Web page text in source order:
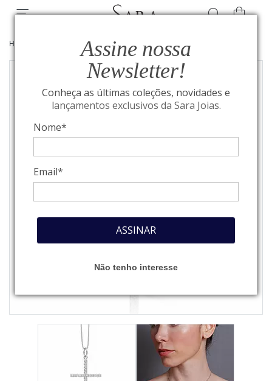
Assine nossa
Newsletter!
Conheça as últimas coleções, novidades e
lançamentos exclusivos da Sara Joias.
Nome*
Email*
ASSINAR
Não tenho interesse
HOME BEST SELLERS